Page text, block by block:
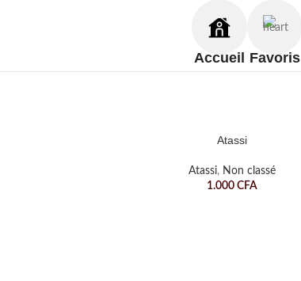
Accueil Favoris
Atassi
Atassi, Non classé
1.000 CFA